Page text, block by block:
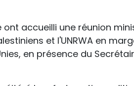
ont accueilli une réunion
et l'UNRWA en
en présence du